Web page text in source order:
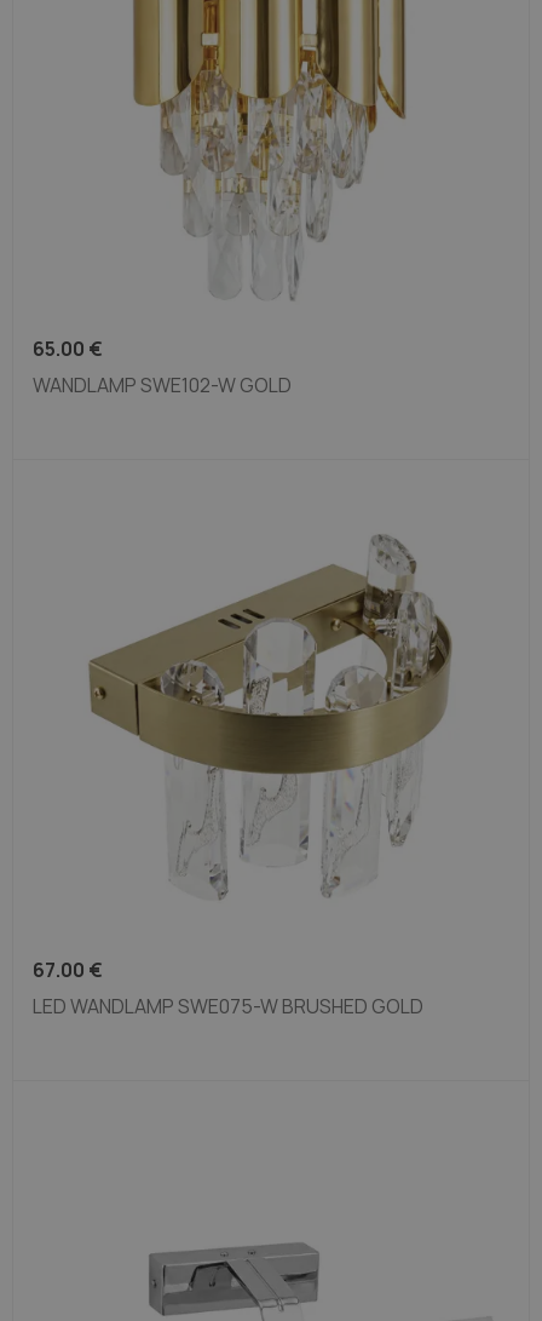
65.00 €
WANDLAMP SWE102-W GOLD
67.00 €
LED WANDLAMP SWE075-W BRUSHED GOLD